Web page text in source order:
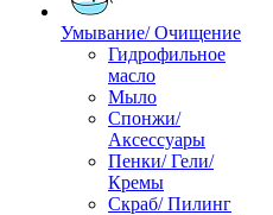
Умывание/ Очищение
Гидрофильное
масло
Мыло
Спонжи/
Аксессуары
Пенки/ Гели/
Кремы
Скраб/ Пилинг